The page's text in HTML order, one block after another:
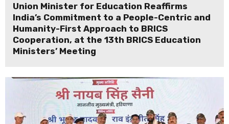
Union Minister for Education Reaffirms
India’s Commitment to a People-Centric and
Humanity-First Approach to BRICS
Cooperation, at the 13th BRICS Education
Ministers’ Meeting